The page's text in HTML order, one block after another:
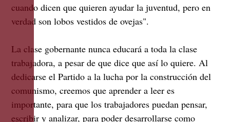
cuando dicen que quieren ayudar la juventud, pero en
verdad son lobos vestidos de ovejas".
La clase gobernante nunca educará a toda la clase
trabajadora, a pesar de que dice que así lo quiere. Al
dedicarse el Partido a la lucha por la construcción del
comunismo, creemos que aprender a leer es
importante, para que los trabajadores puedan pensar,
escribir y analizar, para poder desarrollarse como